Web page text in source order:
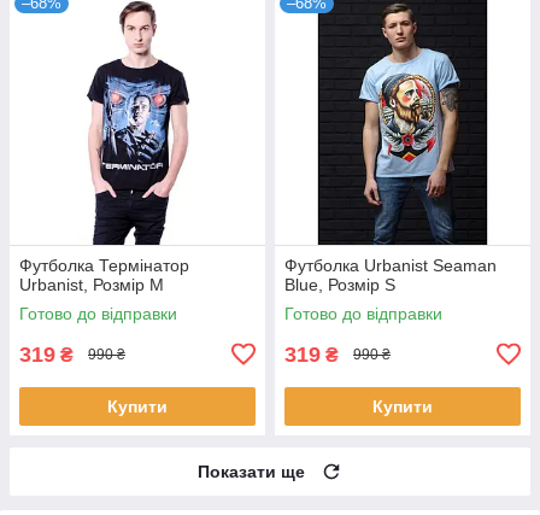
Футболка Термінатор
Urbanist, Розмір M
Готово до відправки
319 ₴ 990 ₴
Купити
Футболка Urbanist Seaman
Blue, Розмір S
Готово до відправки
319 ₴ 990 ₴
Купити
Показати ще